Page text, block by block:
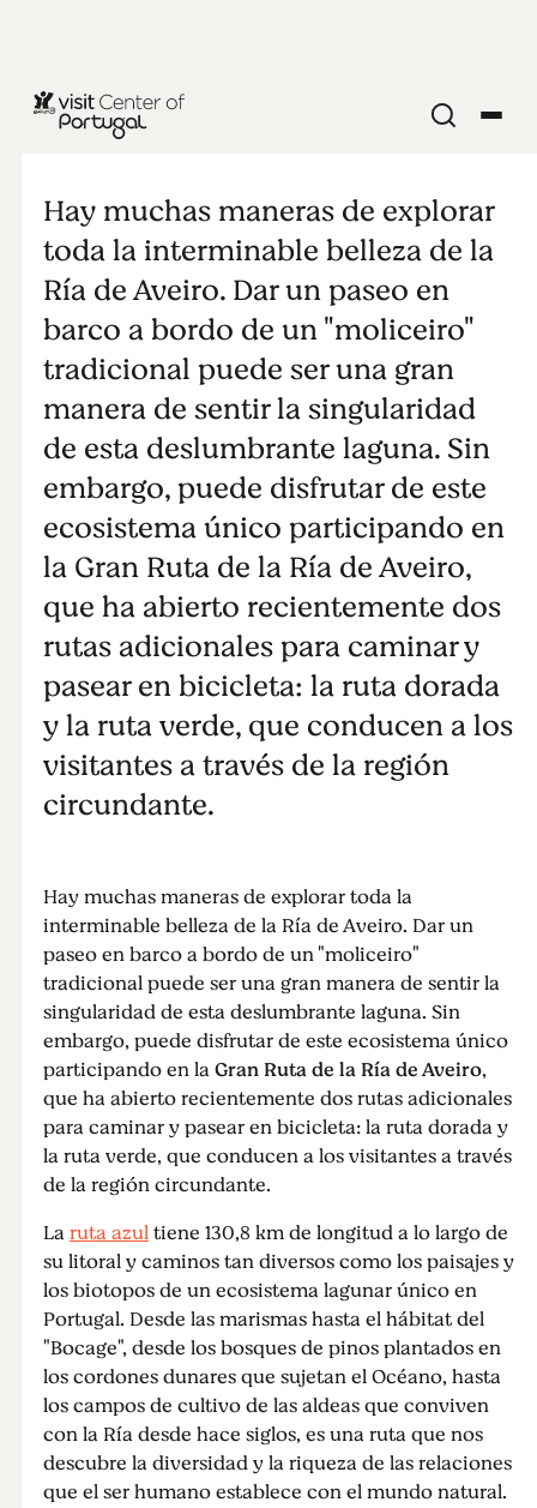
Caminando
sobre el agua
Hay muchas maneras de explorar
toda la interminable belleza de la
Ría de Aveiro. Dar un paseo en
barco a bordo de un "moliceiro"
tradicional puede ser una gran
manera de sentir la singularidad
de esta deslumbrante laguna. Sin
embargo, puede disfrutar de este
ecosistema único participando en
la Gran Ruta de la Ría de Aveiro,
que ha abierto recientemente dos
rutas adicionales para caminar y
pasear en bicicleta: la ruta dorada
y la ruta verde, que conducen a los
visitantes a través de la región
circundante.
Hay muchas maneras de explorar toda la
interminable belleza de la Ría de Aveiro. Dar un
paseo en barco a bordo de un "moliceiro"
tradicional puede ser una gran manera de sentir la
singularidad de esta deslumbrante laguna. Sin
embargo, puede disfrutar de este ecosistema único
participando en la Gran Ruta de la Ría de Aveiro,
que ha abierto recientemente dos rutas adicionales
para caminar y pasear en bicicleta: la ruta dorada y
la ruta verde, que conducen a los visitantes a través
de la región circundante.
Laruta azultiene 130,8 km de longitud a lo largo de
su litoral y caminos tan diversos como los paisajes y
los biotopos de un ecosistema lagunar único en
Portugal. Desde las marismas hasta el hábitat del
"Bocage", desde los bosques de pinos plantados en
los cordones dunares que sujetan el Océano, hasta
los campos de cultivo de las aldeas que conviven
con la Ría desde hace siglos, es una ruta que nos
descubre la diversidad y la riqueza de las relaciones
que el ser humano establece con el mundo natural.